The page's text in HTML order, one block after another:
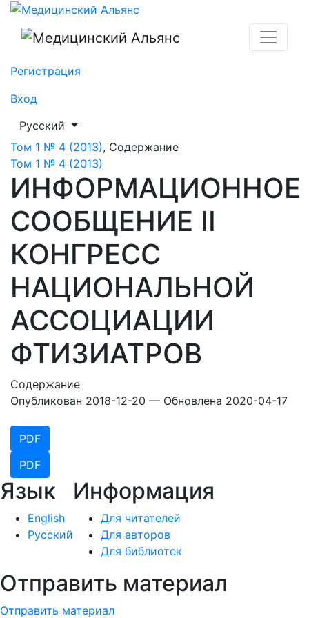
ИНФОРМАЦИОННОЕ СООБЩЕНИЕ II КОНГРЕСС
Регистрация
Вход
##plugins.themes.healthSciences.language.toggle##
Русский
Том 1 № 4 (2013), Содержание
Том 1 № 4 (2013)
ИНФОРМАЦИОННОЕ
СООБЩЕНИЕ II
КОНГРЕСС
НАЦИОНАЛЬНОЙ
АССОЦИАЦИИ
ФТИЗИАТРОВ
Содержание
Опубликован 2018-12-20 — Обновлена 2020-04-17
PDF
PDF
Язык
English
Русский
Информация
Для читателей
Для авторов
Для библиотек
Отправить материал
Отправить материал